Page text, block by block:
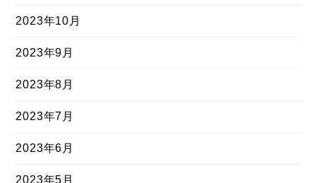
2023年10月
2023年9月
2023年8月
2023年7月
2023年6月
2023年5月